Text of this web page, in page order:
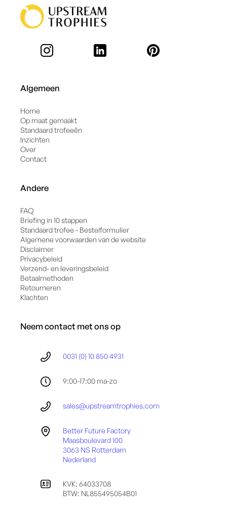
Algemeen
Home
Op maat gemaakt
Standaard trofeeën
Inzichten
Over
Contact
Andere
FAQ
Briefing in 10 stappen
Standaard trofee - Bestelformulier
Algemene voorwaarden van de website
Disclaimer
Privacybeleid
Verzend- en leveringsbeleid
Betaalmethoden
Retourneren
Klachten
Neem contact met ons op
0031 (0) 10 850 4931
9:00-17:00 ma-zo
sales@upstreamtrophies.com
Better Future Factory
Maasboulevard 100
3063 NS Rotterdam
Nederland
KVK: 64033708
BTW: NL855495054B01